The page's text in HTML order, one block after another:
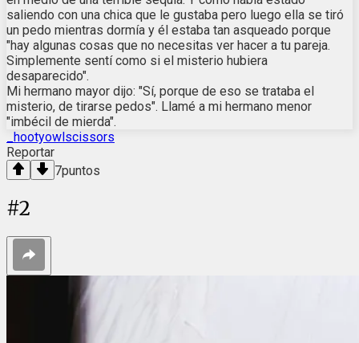
saliendo con una chica que le gustaba pero luego ella se tiró
un pedo mientras dormía y él estaba tan asqueado porque
"hay algunas cosas que no necesitas ver hacer a tu pareja.
Simplemente sentí como si el misterio hubiera
desaparecido".
Mi hermano mayor dijo: "Sí, porque de eso se trataba el
misterio, de tirarse pedos". Llamé a mi hermano menor
"imbécil de mierda".
_hootyowlscissors
Reportar
7puntos
#2